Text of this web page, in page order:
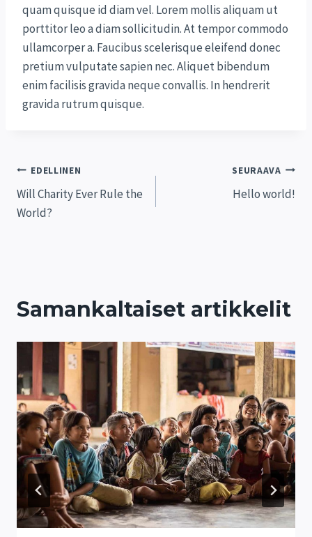
quam quisque id diam vel. Lorem mollis aliquam ut
porttitor leo a diam sollicitudin. At tempor commodo
ullamcorper a. Faucibus scelerisque eleifend donec
pretium vulputate sapien nec. Aliquet bibendum
enim facilisis gravida neque convallis. In hendrerit
gravida rutrum quisque.
Artikkelien
selaus
EDELLINEN
Will Charity Ever Rule the
World?
SEURAAVA
Hello world!
Samankaltaiset artikkelit